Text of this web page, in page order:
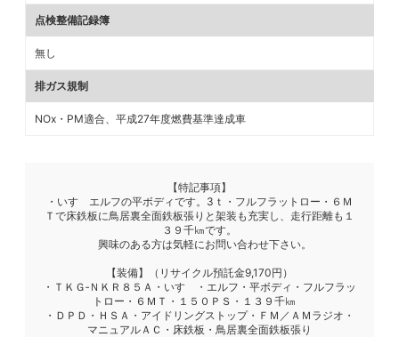
点検整備記録簿
無し
排ガス規制
NOx・PM適合、平成27年度燃費基準達成車
【特記事項】
・いすゞエルフの平ボディです。3ｔ・フルフラットロー・６Ｍ
Ｔで床鉄板に鳥居裏全面鉄板張りと架装も充実し、走行距離も１
３９千㎞です。
興味のある方は気軽にお問い合わせ下さい。
【装備】（リサイクル預託金9,170円）
・ＴＫＧ‐ＮＫＲ８５Ａ・いすゞ・エルフ・平ボディ・フルフラッ
トロー・６ＭＴ・１５０ＰＳ・１３９千㎞
・ＤＰＤ・ＨＳＡ・アイドリングストップ・ＦＭ／ＡＭラジオ・
マニュアルＡＣ・床鉄板・鳥居裏全面鉄板張り